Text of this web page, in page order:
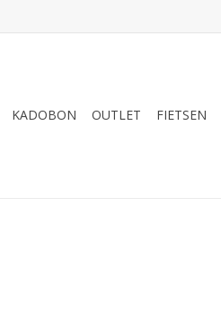
KADOBON OUTLET FIETSEN